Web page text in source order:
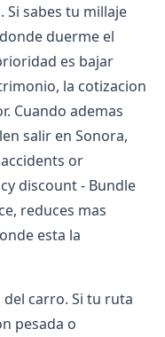
Si sabes tu millaje
duerme el
es bajar
la cotizacion
Cuando ademas
salir en Sonora,
or
discount - Bundle
reduces mas
esta la
del carro. Si tu ruta
pesada o